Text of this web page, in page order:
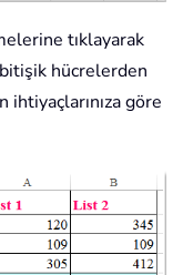
tıklayarak
hücrelerden
göre